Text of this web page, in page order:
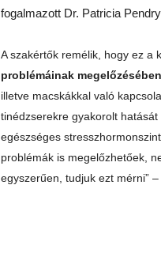
fogalmazott Dr. Patricia
A szakértők remélik, hogy ez a
problémáinak megelőzésében
illetve macskákkal való
tinédzserekre gyakorolt
egészséges
problémák is megelőzhetőek,
egyszerűen, tudjuk ezt mérni”